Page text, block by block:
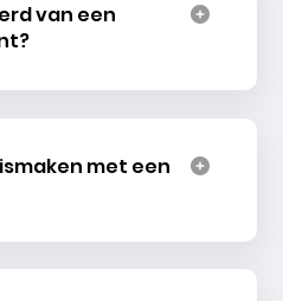
van een
met een